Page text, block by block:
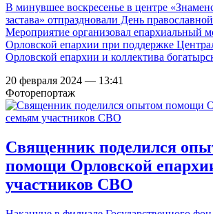
В минувшее воскресенье в центре
застава» отпраздновали День
Мероприятие организовал епархиальный
Орловской епархии при поддержке
Орловской епархии и коллектива
20 февраля 2024 — 13:41
Фоторепортаж
Священник поделился
помощи Орловской
участников СВО